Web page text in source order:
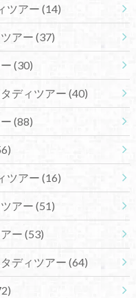
ツアー (14)
アー (37)
(30)
ディツアー (40)
(88)
ツアー (16)
アー (51)
ー (53)
ディツアー (64)